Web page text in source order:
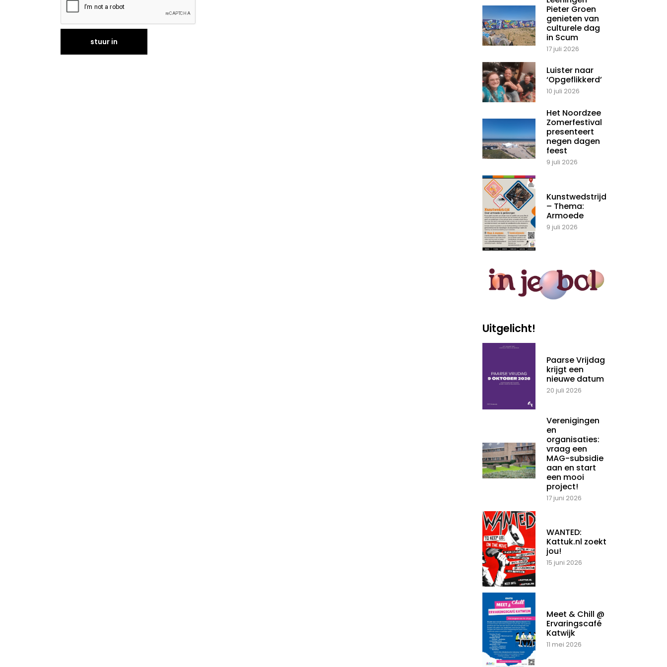
Pieter Groen
genieten van
culturele dag
in Scum
17 juli 2026
Luister naar
‘Opgeflikkerd’
10 juli 2026
Het Noordzee
Zomerfestival
presenteert
negen dagen
feest
9 juli 2026
Kunstwedstrijd
– Thema:
Armoede
9 juli 2026
Uitgelicht!
Paarse Vrijdag
krijgt een
nieuwe datum
20 juli 2026
Verenigingen
en
organisaties:
vraag een
MAG-subsidie
aan en start
een mooi
project!
17 juni 2026
WANTED:
Kattuk.nl zoekt
jou!
15 juni 2026
Meet & Chill @
Ervaringscafé
Katwijk
11 mei 2026